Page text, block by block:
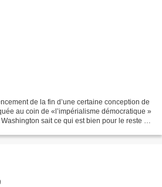
de la fin d’une certaine conception de
au coin de «l’impérialisme démocratique »
sait ce qui est bien pour le reste du